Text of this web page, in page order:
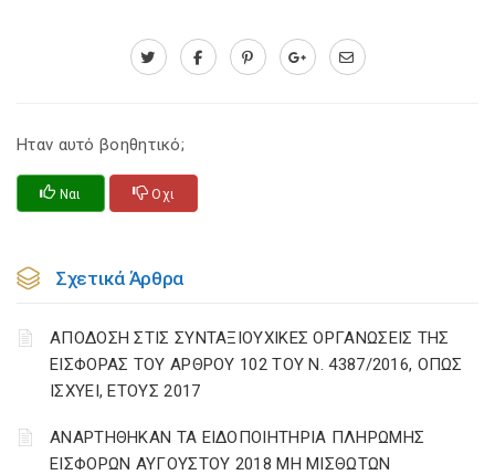
Ηταν αυτό βοηθητικό;
Ναι Οχι
Σχετικά Άρθρα
ΑΠΟΔΟΣΗ ΣΤΙΣ ΣΥΝΤΑΞΙΟΥΧΙΚΕΣ ΟΡΓΑΝΩΣΕΙΣ ΤΗΣ
ΕΙΣΦΟΡΑΣ ΤΟΥ ΑΡΘΡΟΥ 102 ΤΟΥ Ν. 4387/2016, ΟΠΩΣ
ΙΣΧΥΕΙ, ΕΤΟΥΣ 2017
ΑΝΑΡΤΗΘΗΚΑΝ ΤΑ ΕΙΔΟΠΟΙΗΤΗΡΙΑ ΠΛΗΡΩΜΗΣ
ΕΙΣΦΟΡΩΝ ΑΥΓΟΥΣΤΟΥ 2018 ΜΗ ΜΙΣΘΩΤΩΝ